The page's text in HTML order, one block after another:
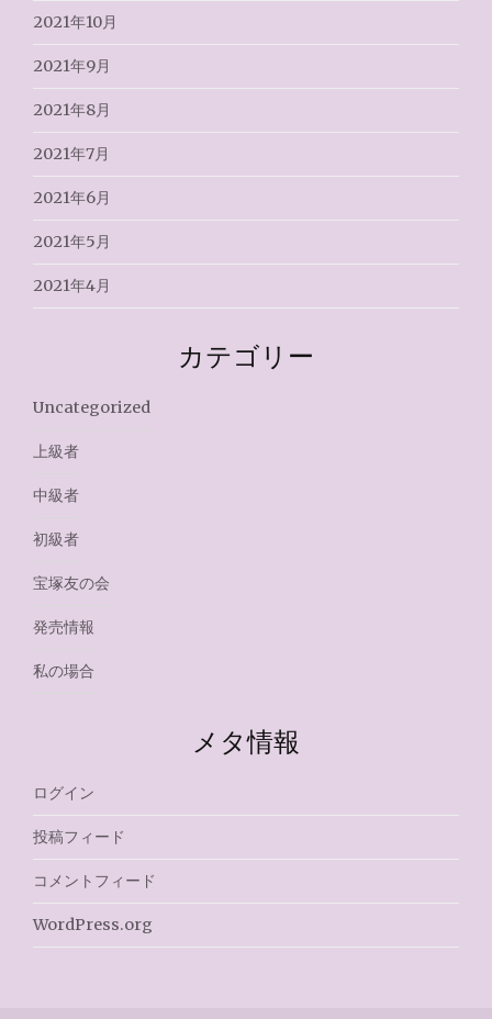
2021年10月
2021年9月
2021年8月
2021年7月
2021年6月
2021年5月
2021年4月
カテゴリー
Uncategorized
上級者
中級者
初級者
宝塚友の会
発売情報
私の場合
メタ情報
ログイン
投稿フィード
コメントフィード
WordPress.org